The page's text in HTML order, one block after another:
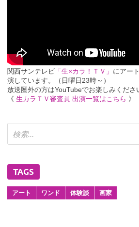
関西サンテレビ 「生×カラ！ＴＶ」 にアー
演しています。（日曜日23時～）
放送圏外の方はYouTubeでお楽しみくださ
《 生カラＴＶ審査員 出演一覧はこちら 》
TAGS
アート ワンド 体験談 画家